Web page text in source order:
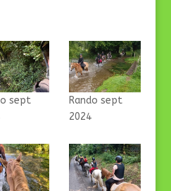
sept
Rando sept
2024